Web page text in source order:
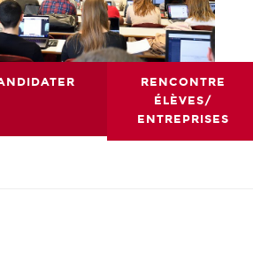
RENCONTRE
ÉLÈVES/
ENTREPRISES